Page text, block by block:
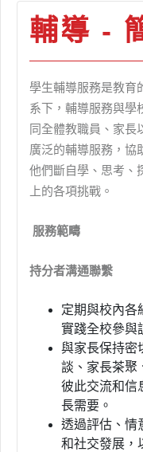
輔導 -
學生輔導服務是教育
系下，輔導服務與學
同全體教職員、家長
廣泛的輔導服務，協
他們斷自學、思考、
上的各項挑戰。
服務範疇
持分者溝通聯繫
定期與校內各
實踐全校參與
與家長保持密
談、家長茶聚
彼此交流和信
長需要。
透過評估、情
和社交發展，